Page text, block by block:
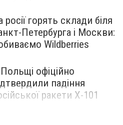
росії горять склади біля
Петербурга і Москви:
Wildberries
офіційно
падіння
ракети Х-101